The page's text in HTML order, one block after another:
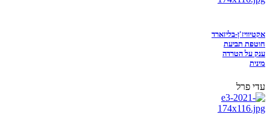
אקטיוויז'ן-בליזארד
חוטפת תביעת
ענק על הטרדה
מינית
עדי פרל